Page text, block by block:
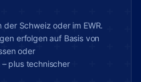
Schweiz oder im EWR.
erfolgen auf Basis von
oder
plus technischer